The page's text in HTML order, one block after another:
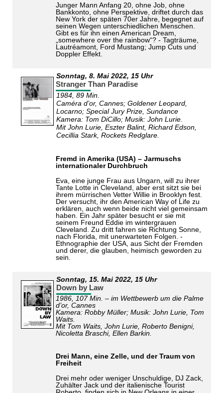
Junger Mann Anfang 20, ohne Job, ohne
Bankkonto, ohne Perspektive, driftet durch das
New York der späten 70er Jahre, begegnet auf
seinen Wegen unterschiedlichen Menschen.
Gibt es für ihn einen American Dream,
„somewhere over the rainbow“? - Tagträume,
Lautréamont, Ford Mustang; Jump Cuts und
Doppler Effekt.
Sonntag,8. Mai 2022, 15 Uhr
Stranger Than Paradise
1984, 89 Min.
Caméra d’or, Cannes; Goldener Leopard,
Locarno; Special Jury Prize, Sundance
Kamera: Tom DiCillo; Musik: John Lurie.
Mit John Lurie, Eszter Balint, Richard Edson,
Cecillia Stark, Rockets Redglare.
Fremd in Amerika (USA) – Jarmuschs
internationaler Durchbruch
Eva, eine junge Frau aus Ungarn, will zu ihrer
Tante Lotte in Cleveland, aber erst sitzt sie bei
ihrem mürrischen Vetter Willie in Brooklyn fest.
Der versucht, ihr den American Way of Life zu
erklären, auch wenn beide nicht viel gemeinsam
haben. Ein Jahr später besucht er sie mit
seinem Freund Eddie im wintergrauen
Cleveland. Zu dritt fahren sie Richtung Sonne,
nach Florida, mit unerwarteten Folgen. -
Ethnographie der USA, aus Sicht der Fremden
und derer, die glauben, heimisch geworden zu
sein.
Sonntag,15. Mai 2022, 15 Uhr
Down by Law
1986, 107 Min. – im Wettbewerb um die Palme
d’or, Cannes
Kamera: Robby Müller; Musik: John Lurie, Tom
Waits.
Mit Tom Waits, John Lurie, Roberto Benigni,
Nicoletta Braschi, Ellen Barkin.
Drei Mann, eine Zelle, und der Traum von
Freiheit
Drei mehr oder weniger Unschuldige, DJ Zack,
Zuhälter Jack und der italienische Tourist